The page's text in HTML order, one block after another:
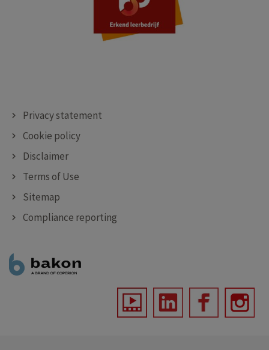
Privacy statement
Cookie policy
Disclaimer
Terms of Use
Sitemap
Compliance reporting